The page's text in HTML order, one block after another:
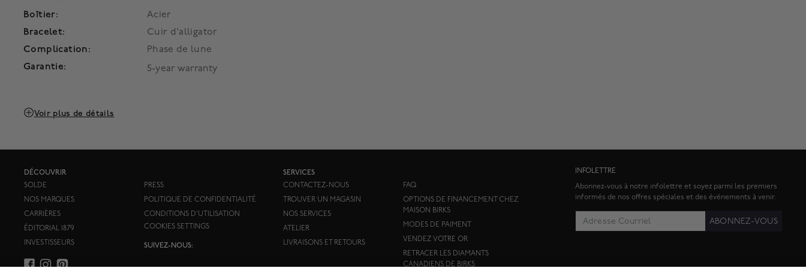
Boîtier:
Acier
Bracelet:
Cuir d'alligator
Complication:
Phase de lune
Garantie:
5-year warranty
Voir plus de détails
DÉCOUVRIR
SOLDE
NOS MARQUES
CARRIÈRES
ÉDITORIAL 1879
INVESTISSEURS
PRESS
POLITIQUE DE CONFIDENTIALITÉ
CONDITIONS D'UTILISATION
COOKIES SETTINGS
SUIVEZ-NOUS:
SERVICES
CONTACTEZ-NOUS
TROUVER UN MAGASIN
NOS SERVICES
ATELIER
LIVRAISONS ET RETOURS
FAQ
OPTIONS DE FINANCEMENT CHEZ
MAISON BIRKS
MODES DE PAIMENT
VENDEZ VOTRE OR
RETRACER LES DIAMANTS
CANADIENS DE BIRKS
INFOLETTRE
Abonnez-vous à notre infolettre et soyez parmi les premiers
informés de nos offres spéciales et des événements à venir.
ABONNEZ-VOUS